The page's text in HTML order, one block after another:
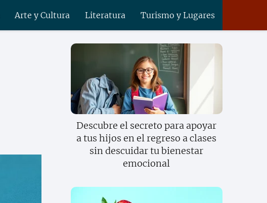
Arte y Cultura Literatura Turismo y Lugares
Descubre el secreto para apoyar
a tus hijos en el regreso a clases
sin descuidar tu bienestar
emocional